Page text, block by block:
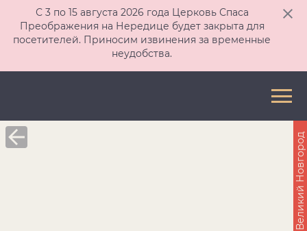
С 3 по 15 августа 2026 года Церковь Спаса
Преображения на Нередице будет закрыта для
посетителей. Приносим извинения за временные
неудобства.
Великий Новгород